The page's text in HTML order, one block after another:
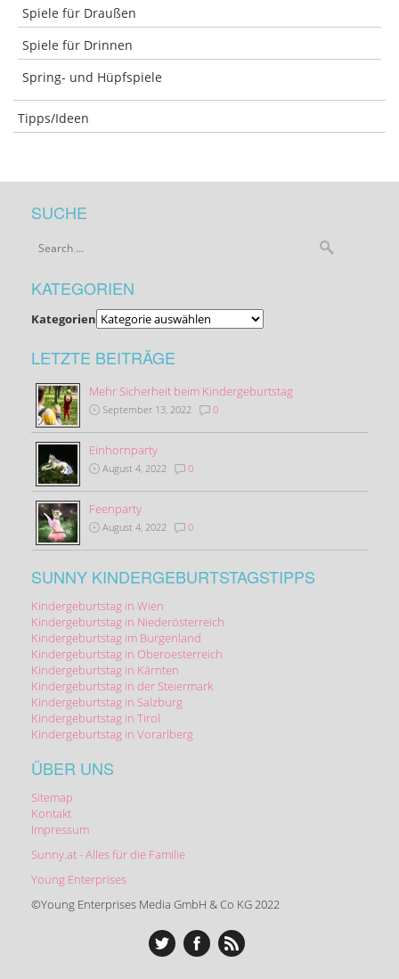
Spiele für Draußen
Spiele für Drinnen
Spring- und Hüpfspiele
Tipps/Ideen
SUCHE
KATEGORIEN
Kategorien
LETZTE BEITRÄGE
Mehr Sicherheit beim Kindergeburtstag
September 13, 2022 0
Einhornparty
August 4, 2022 0
Feenparty
August 4, 2022 0
SUNNY KINDERGEBURTSTAGSTIPPS
Kindergeburtstag in Wien
Kindergeburtstag in Niederösterreich
Kindergeburtstag im Burgenland
Kindergeburtstag in Oberoesterreich
Kindergeburtstag in Kärnten
Kindergeburtstag in der Steiermark
Kindergeburtstag in Salzburg
Kindergeburtstag in Tirol
Kindergeburtstag in Vorarlberg
ÜBER UNS
Sitemap
Kontakt
Impressum
Sunny.at - Alles für die Familie
Young Enterprises
©Young Enterprises Media GmbH & Co KG 2022